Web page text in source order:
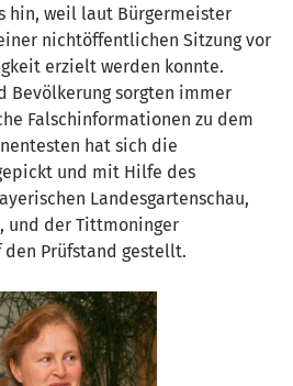
hin, weil laut Bürgermeister
nichtöffentlichen Sitzung vor
erzielt werden konnte.
Bevölkerung sorgten immer
Falschinformationen zu dem
hat sich die
und mit Hilfe des
Landesgartenschau,
und der Tittmoninger
den Prüfstand gestellt.